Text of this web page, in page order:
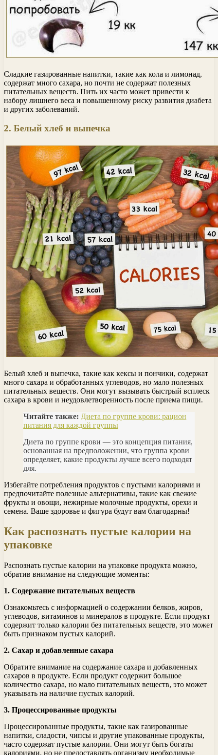
Сладкие газированные напитки, такие как кола и лимонад,
содержат много сахара, но почти не содержат полезных
питательных веществ. Пить их часто может привести к
набору лишнего веса и повышенному риску развития диабета
и других заболеваний.
2. Белый хлеб и выпечка
Белый хлеб и выпечка, такие как кексы и пончики, содержат
много сахара и обработанных углеводов, но мало полезных
питательных веществ. Они могут вызывать быстрый всплеск
сахара в крови и неудовлетворенность после приема пищи.
Читайте также: Диета по группе крови: рацион
питания для каждой группы
Диета по группе крови — это концепция питания,
основанная на предположении, что группа крови
определяет, какие продукты лучше всего подходят
для.
Избегайте потребления продуктов с пустыми калориями и
предпочитайте полезные альтернативы, такие как свежие
фрукты и овощи, нежирные молочные продукты, орехи и
семена. Ваше здоровье и фигура будут вам благодарны!
Как распознать пустые калории на
упаковке
Распознать пустые калории на упаковке продукта можно,
обратив внимание на следующие моменты:
1. Содержание питательных веществ
Ознакомьтесь с информацией о содержании белков, жиров,
углеводов, витаминов и минералов в продукте. Если продукт
содержит только калории без питательных веществ, это может
быть признаком пустых калорий.
2. Сахар и добавленные сахара
Обратите внимание на содержание сахара и добавленных
сахаров в продукте. Если продукт содержит большое
количество сахара, но мало питательных веществ, это может
указывать на наличие пустых калорий.
3. Процессированные продукты
Процессированные продукты, такие как газированные
напитки, сладости, чипсы и другие упакованные продукты,
часто содержат пустые калории. Они могут быть богаты
калориями, но не предоставлять организму необходимые